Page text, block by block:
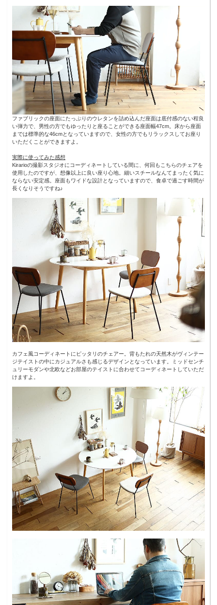
ファブリックの座面にたっぷりのウレタンを詰め込んだ座面は底付感のない程良
い弾力で、男性の方でもゆったりと座ることができる座面幅47cm。床から座面
までは標準的な46cmとなっていますので、女性の方でもリラックスしてお座り
いただくことができますよ。
実際に使ってみた感想
Kirarioの撮影スタジオにコーディネートしている間に、何回もこちらのチェアを
使用したのですが、想像以上に良い座り心地。細いスチールなんてまったく気に
ならない安定感。座面もワイドな設計となっていますので、食卓で過ごす時間が
長くなりそうですね♪
カフェ風コーディネートにピッタリのチェアー。背もたれの天然木がヴィンテー
ジテイストの中にカジュアルさも感じるデザインとなっています。ミッドセンチ
ュリーモダンや北欧などお部屋のテイストに合わせてコーディネートしていただ
けますよ。